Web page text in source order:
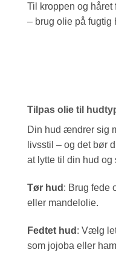
Til kroppen og håret
– brug olie på fugtig
Tilpas olie til
Din hud ændrer sig
livsstil – og det bør
at lytte til din hud og
Tør hud : Brug fede
eller mandelolie.
Fedtet hud : Vælg
som jojoba eller